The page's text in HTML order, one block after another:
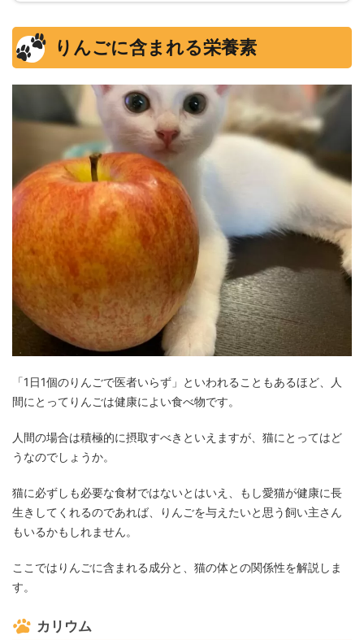
りんごに含まれる栄養素
「1日1個のりんごで医者いらず」といわれることもあるほど、人
間にとってりんごは健康によい食べ物です。
人間の場合は積極的に摂取すべきといえますが、猫にとってはど
うなのでしょうか。
猫に必ずしも必要な食材ではないとはいえ、もし愛猫が健康に長
生きしてくれるのであれば、りんごを与えたいと思う飼い主さん
もいるかもしれません。
ここではりんごに含まれる成分と、猫の体との関係性を解説しま
す。
カリウム